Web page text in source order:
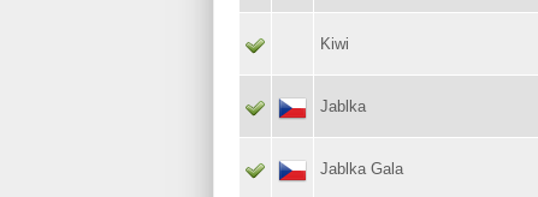
Kiwi
Jablka
Jablka Gala